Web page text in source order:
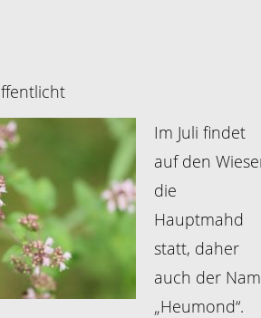
Im Juli findet
auf den
die
Hauptmahd
statt, daher
auch der
„Heumond“.